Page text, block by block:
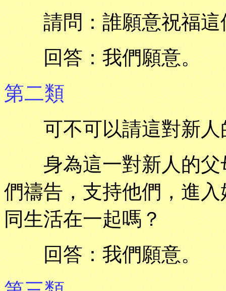
請問：誰願意祝福這
回答：我們願意。
第二類
可不可以請這對新人
身為這一對新人的父
們禱告，支持他們，進
同生活在一起嗎？
回答：我們願意。